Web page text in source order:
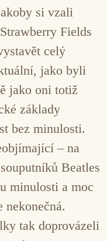
si vzali
Fields
celý
jako byli
jako oni totiž
základy
bez minulosti.
– na
Beatles
minulosti a moc
tak doprovázeli